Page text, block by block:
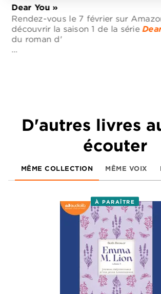
Dear You »
Rendez-vous le 7 février sur
découvrir la saison 1 de la série
du roman d'
…
D'autres livres
écouter
MÊME COLLECTION MÊME VOIX
À PARAÎTRE